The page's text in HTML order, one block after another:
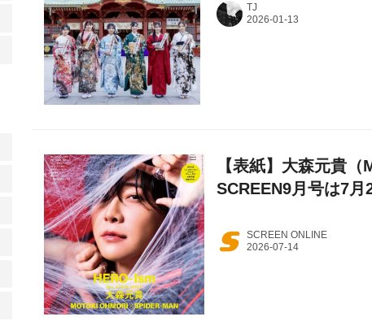
TJ
【表紙】大森元貴
SCREEN9月号は7
SCREEN ONLINE